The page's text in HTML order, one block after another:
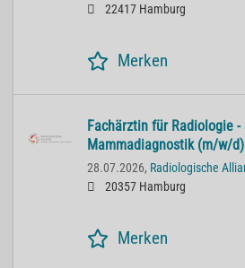
22417 Hamburg
Merken
Fachärztin für Radiologie -
Mammadiagnostik (m/w/d)
28.07.2026, Radiologische
20357 Hamburg
Merken